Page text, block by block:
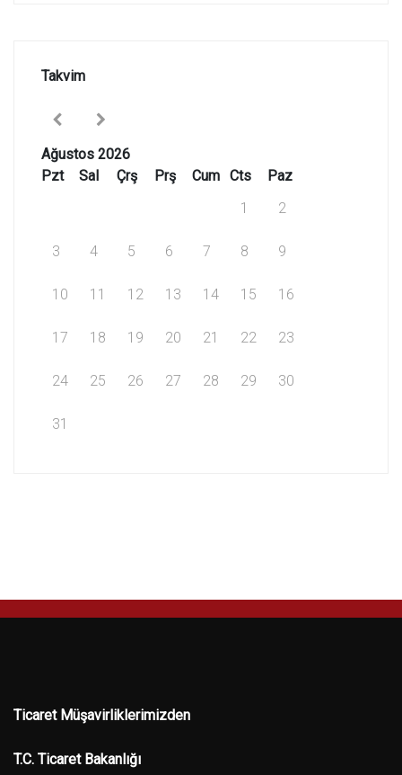
Takvim
Ağustos 2026
Pzt
Sal Çrş Prş Cum Cts
Paz
1
2
3 4 5 6 7 8 9
10 11 12 13 14 15 16
17 18 19 20 21 22 23
24 25 26 27 28 29 30
31
Ticaret Müşavirliklerimizden
T.C. Ticaret Bakanlığı